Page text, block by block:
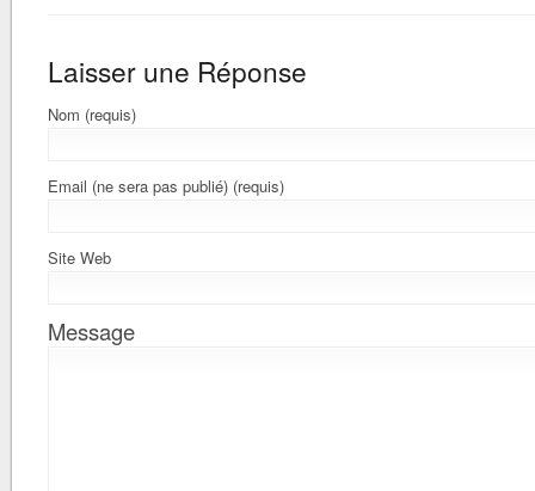
Laisser une Réponse
Nom (requis)
Email (ne sera pas publié) (requis)
Site Web
Message